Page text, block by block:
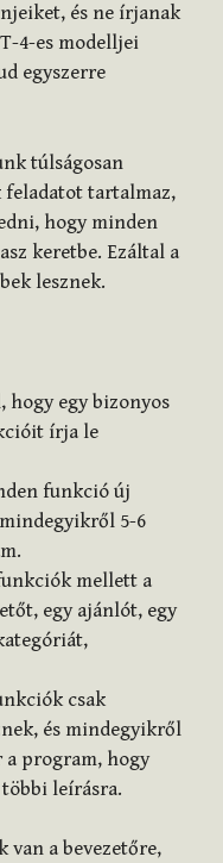
és ne írjanak
4-es modelljei
egyszerre
túlságosan
feladatot tartalmaz,
hogy minden
keretbe. Ezáltal a
lesznek.
hogy egy bizonyos
írja le
funkció új
5-6
mellett a
egy ajánlót, egy
csak
és mindegyikről
program, hogy
leírásra.
van a bevezetőre,